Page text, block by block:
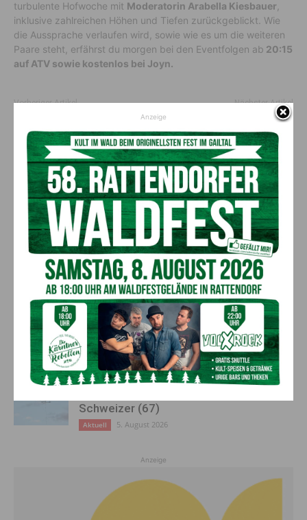
turbulente Hofwoche mit Moderatorin Arabella Kiesbauer
inklusive zahlreichen Höhen und Tiefen zurückgeblickt. Wie
die Aussprache verlaufen wird, sowie wie es um die weiteren
Paare steht, erfährst du morgen bei den Eventfolgen ab 20:15
auf ATV sowie kostenlos bei Joyn.
Vorheriger Artikel
ÖBB Vorteilscard Classic jetzt
noch günstiger
Nächster Artikel
Großglockner-Unglück:
Ermittlungen gegen Partner
eingeleitet
AKTUELLES
Kirchtag in St. Lorenzen
Aktuell 6. August 2026
50 Liter Kraftstoff ausgetreten:
Feuerwehreinsatz in Möderndorf
Aktuell 5. August 2026
Großeinsatz in Arnoldstein:
Schweizer (67)
Aktuell 5. August 2026
Anzeige
Anzeige